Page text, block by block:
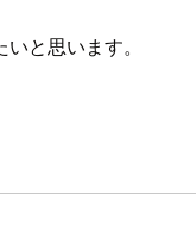
と思います。